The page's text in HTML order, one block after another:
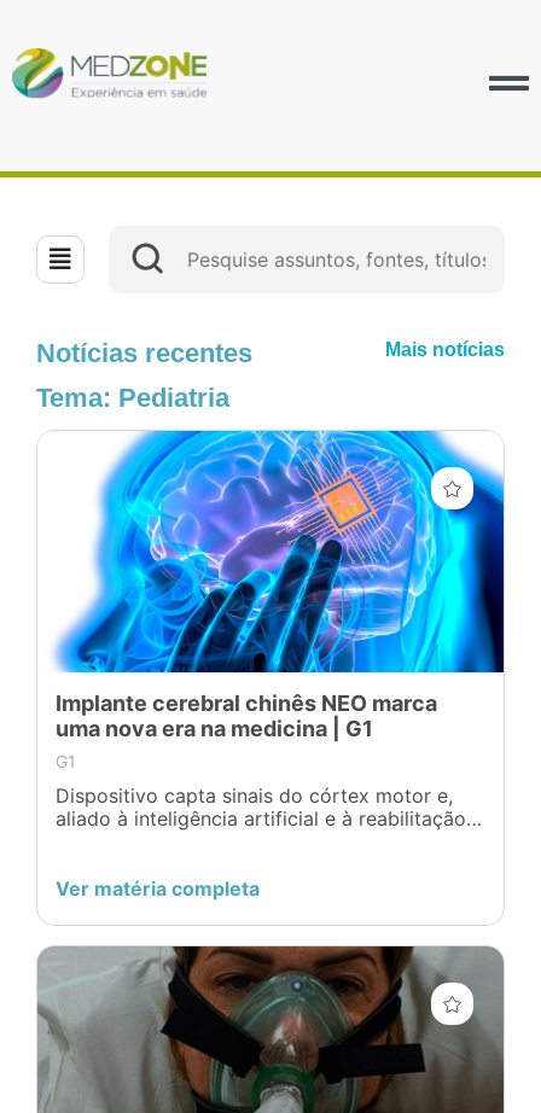
Notícias recentes Mais notícias
Tema: Pediatria
Implante cerebral chinês NEO marca
uma nova era na medicina | G1
G1
Dispositivo capta sinais do córtex motor e,
aliado à inteligência artificial e à reabilitação,
Ver matéria completa